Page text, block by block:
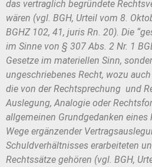
das vertraglich begründete
wären (vgl. BGH, Urteil vom 8.
BGHZ 102, 41, juris Rn. 20). Die
im Sinne von § 307 Abs. 2 Nr. 1
Gesetze im materiellen Sinn,
ungeschriebenes Recht, wozu
die von der Rechtsprechung und
Auslegung, Analogie oder
allgemeinen Grundgedanken eines
Wege ergänzender Ver
Schuldverhältnisses erarbeiteten
Rechtssätze gehören (vgl. BGH,